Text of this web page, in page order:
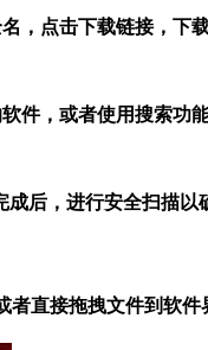
，点击下载链接，下
，或者使用搜索功
后，进行安全扫描以
直接拖拽文件到软件